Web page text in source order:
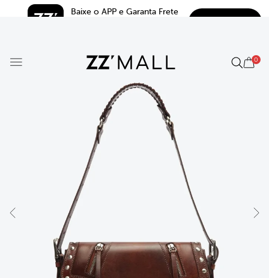
Baixe o APP e Garanta Frete
0